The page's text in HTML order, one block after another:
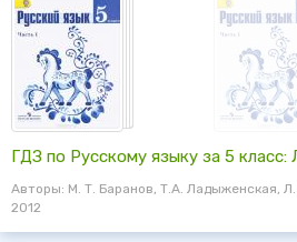
ГДЗ по Русскому языку за 5
Авторы: М. Т. Баранов, Т.А. Ладыженская,
2012